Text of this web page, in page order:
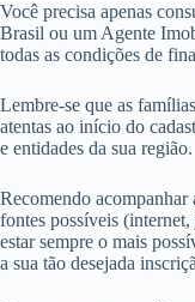
Você precisa apenas
Brasil ou um Agente
todas as condições de
Lembre-se que as
atentas ao início do
e entidades da sua região.
Recomendo acompanhar
fontes possíveis
estar sempre o mais
a sua tão desejada